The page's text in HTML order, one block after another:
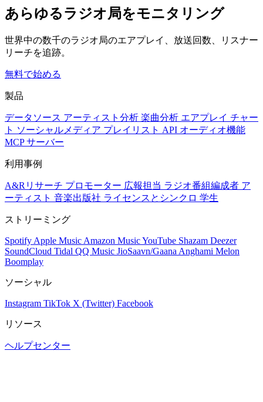
あらゆるラジオ局をモニタリング
世界中の数千のラジオ局のエアプレイ、放送回数、リスナー
リーチを追跡。
無料で始める
製品
データソース アーティスト分析 楽曲分析 エアプレイ チャー
ト ソーシャルメディア プレイリスト API オーディオ機能
MCP サーバー
利用事例
A&Rリサーチ プロモーター 広報担当 ラジオ番組編成者 ア
ーティスト 音楽出版社 ライセンスとシンクロ 学生
ストリーミング
Spotify Apple Music Amazon MusicYouTube Shazam Deezer
SoundCloud Tidal QQ Music JioSaavn/Gaana Anghami Melon
Boomplay
ソーシャル
Instagram TikTok X (Twitter) Facebook
リソース
ヘルプセンター